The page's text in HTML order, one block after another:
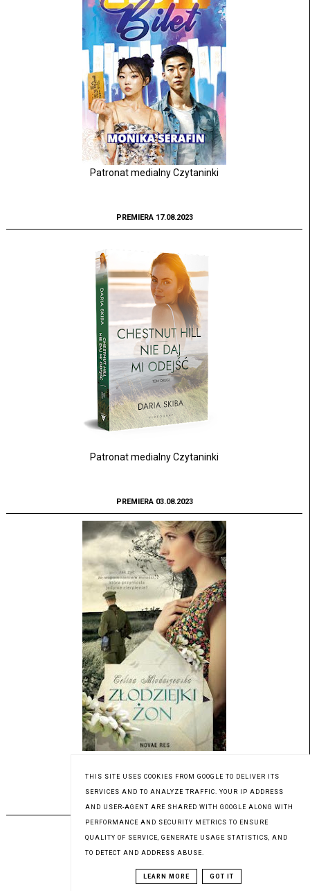
Patronat medialny Czytaninki
PREMIERA 17.08.2023
Patronat medialny Czytaninki
PREMIERA 03.08.2023
PREMIERA 03.08.2023
THIS SITE USES COOKIES FROM GOOGLE TO DELIVER ITS
SERVICES AND TO ANALYZE TRAFFIC. YOUR IP ADDRESS
AND USER-AGENT ARE SHARED WITH GOOGLE ALONG WITH
PERFORMANCE AND SECURITY METRICS TO ENSURE
QUALITY OF SERVICE, GENERATE USAGE STATISTICS, AND
TO DETECT AND ADDRESS ABUSE.
LEARN MORE GOT IT